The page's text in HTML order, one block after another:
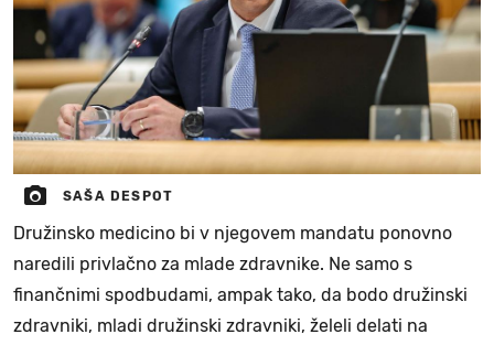
SAŠA DESPOT
Družinsko medicino bi v njegovem mandatu ponovno
naredili privlačno za mlade zdravnike. Ne samo s
finančnimi spodbudami, ampak tako, da bodo družinski
zdravniki, mladi družinski zdravniki, želeli delati na